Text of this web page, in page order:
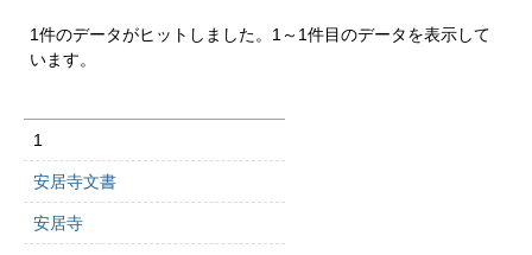
1件のデータがヒットしました。1～1件目のデータを表示して
います。
1
安居寺文書
安居寺